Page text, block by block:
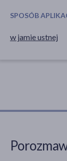
SPOSÓB
w jamie ustnej